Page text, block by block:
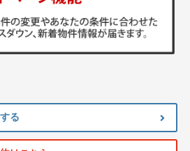
る